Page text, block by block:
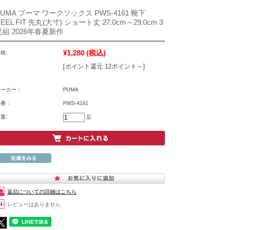
プーマ ワークソックス PWS-4161 靴下
FIT 先丸(大寸) ショート丈 27.0cm～29.0cm 3
組 2026年春夏新作
: ¥1,280 (税込)
[ポイント還元 12ポイント～]
ーカー： PUMA
： PWS-4161
: 足
返品についての詳細はこちら
レビューはありません